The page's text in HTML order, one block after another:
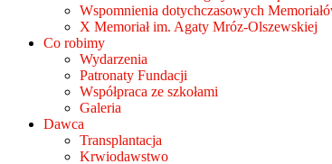
Wspomnienia dotychczasowych
X Memoriał im. Agaty Mróz-Olszewskiej
Co robimy
Wydarzenia
Patronaty Fundacji
Współpraca ze szkołami
Galeria
Dawca
Transplantacja
Krwiodawstwo